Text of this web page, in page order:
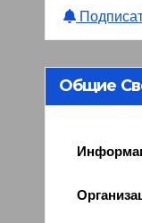
Общие